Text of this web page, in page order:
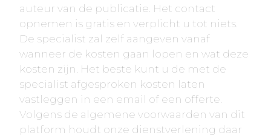
auteur van de publicatie. Het contact
opnemen is gratis en verplicht u tot niets.
De specialist zal zelf aangeven vanaf
wanneer de kosten gaan lopen en wat deze
kosten zijn. Het beste kunt u de met de
specialist afgesproken kosten laten
vastleggen in een email of een offerte.
Volgens de algemene voorwaarden van dit
platform houdt onze dienstverlening daar